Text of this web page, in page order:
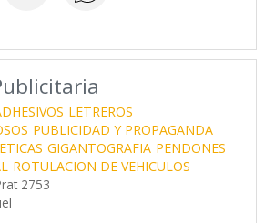
LETREROS
PUBLICIDAD Y PROPAGANDA
GIGANTOGRAFIA PENDONES
ROTULACION DE VEHICULOS
2753